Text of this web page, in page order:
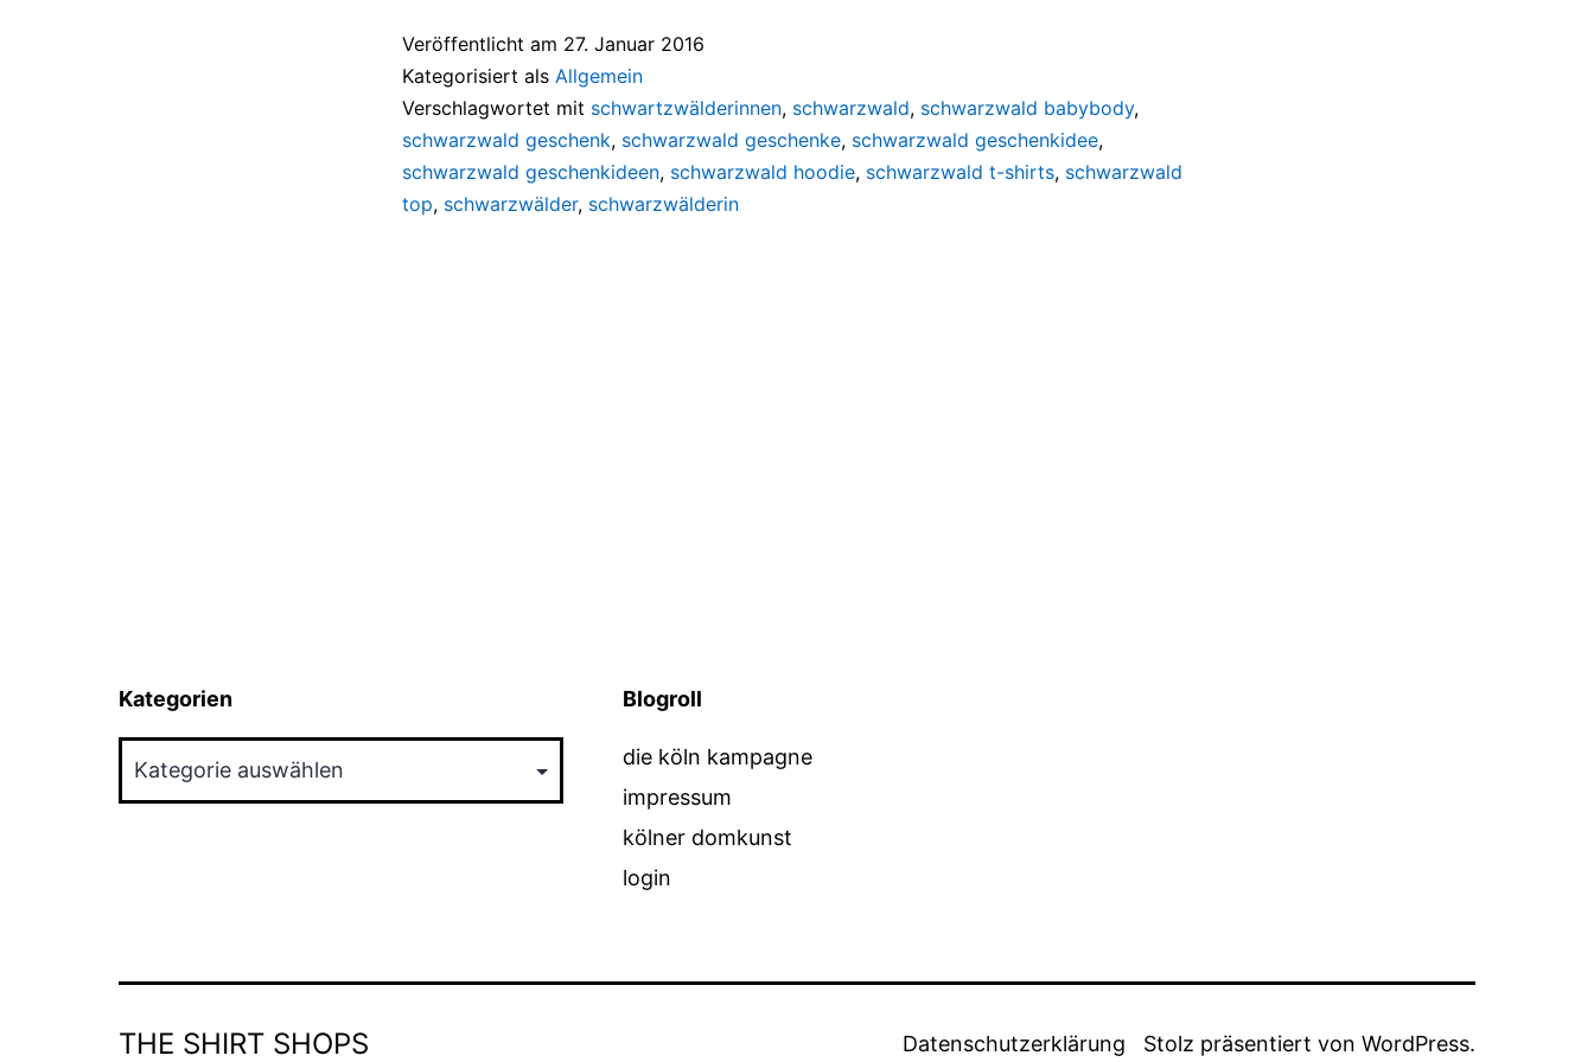
Veröffentlicht am 27. Januar 2016
Kategorisiert als Allgemein
Verschlagwortet mit schwartzwälderinnen, schwarzwald, schwarzwald babybody,
schwarzwald geschenk, schwarzwald geschenke, schwarzwald geschenkidee,
schwarzwald geschenkideen, schwarzwald hoodie, schwarzwald t-shirts, schwarzwald
top, schwarzwälder, schwarzwälderin
Kategorien Blogroll
die köln kampagne
impressum
kölner domkunst
login
THE SHIRT SHOPS Datenschutzerklärung Stolz präsentiert von WordPress.